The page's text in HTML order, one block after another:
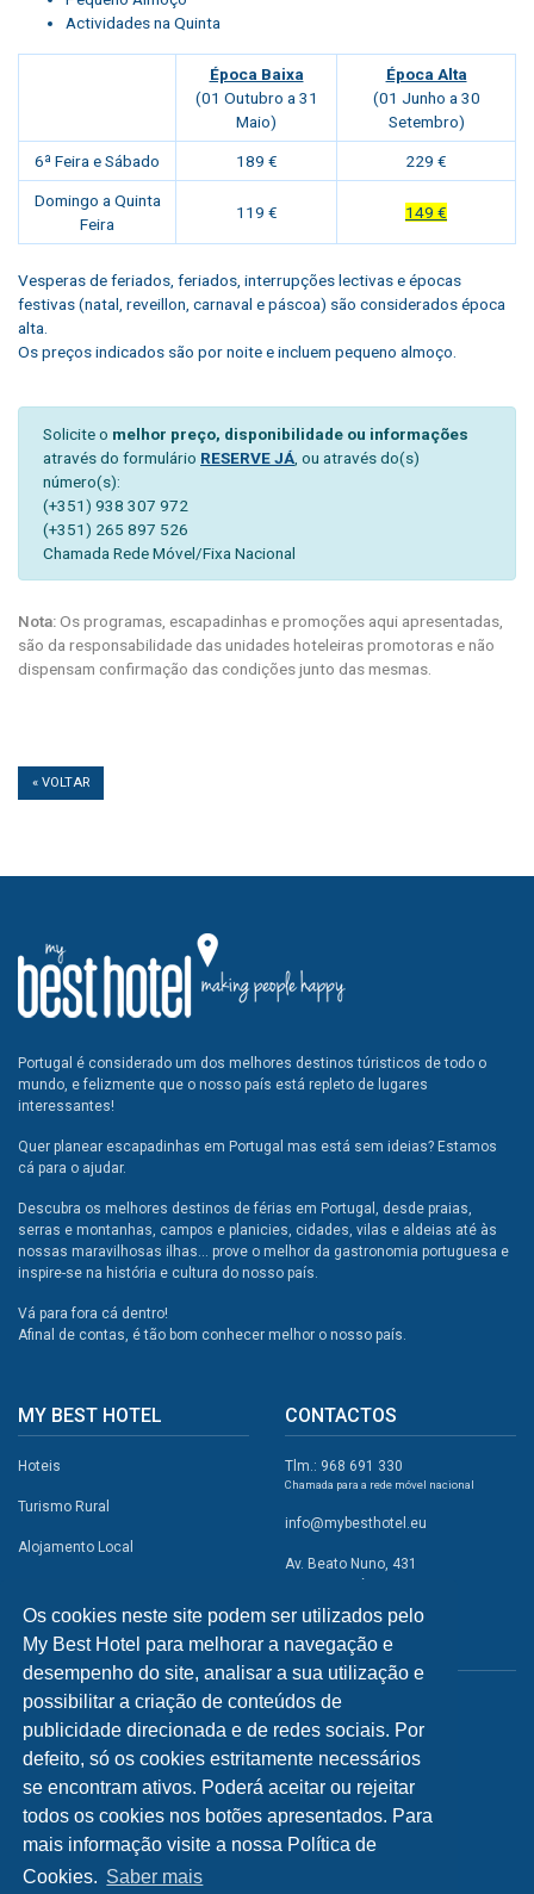
Os cookies neste site podem ser utilizados pelo
My Best Hotel para melhorar a navegação e
desempenho do site, analisar a sua utilização e
possibilitar a criação de conteúdos de
publicidade direcionada e de redes sociais. Por
defeito, só os cookies estritamente necessários
se encontram ativos. Poderá aceitar ou rejeitar
todos os cookies nos botões apresentados. Para
mais informação visite a nossa Política de
Cookies. Saber mais
Actividades na Quinta
Época Baixa
(01 Outubro a 31
Maio)
Época Alta
(01 Junho a 30
Setembro)
6ª Feira e Sábado 189 € 229 €
Domingo a Quinta
Feira
119 € 149 €
Vesperas de feriados, feriados, interrupções lectivas e épocas
festivas (natal, reveillon, carnaval e páscoa) são considerados época
alta.
Os preços indicados são por noite e incluem pequeno almoço.
Solicite o melhor preço, disponibilidade ou informações
através do formulário RESERVE JÁ , ou através do(s)
número(s):
(+351) 938 307 972
(+351) 265 897 526
Chamada Rede Móvel/Fixa Nacional
Nota:Os programas, escapadinhas e promoções aqui apresentadas,
são da responsabilidade das unidades hoteleiras promotoras e não
dispensam confirmação das condições junto das mesmas.
« VOLTAR
Portugal é considerado um dos melhores destinos túristicos de todo o
mundo, e felizmente que o nosso país está repleto de lugares
interessantes!
Quer planear escapadinhas em Portugal mas está sem ideias? Estamos
cá para o ajudar.
Descubra os melhores destinos de férias em Portugal, desde praias,
serras e montanhas, campos e planicies, cidades, vilas e aldeias até às
nossas maravilhosas ilhas... prove o melhor da gastronomia portuguesa e
inspire-se na história e cultura do nosso país.
Vá para fora cá dentro!
Afinal de contas, é tão bom conhecer melhor o nosso país.
MY BEST HOTEL
Hoteis
Turismo Rural
Alojamento Local
Atividades
Restaurantes
A Visitar
INFORMAÇÕES
CONTACTOS
Tlm.: 968 691 330
Chamada para a rede móvel nacional
info@mybesthotel.eu
Av. Beato Nuno, 431
REDES SOCIAIS